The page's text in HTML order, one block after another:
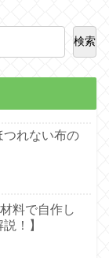
検索
つれない布の
料で自作し
！】